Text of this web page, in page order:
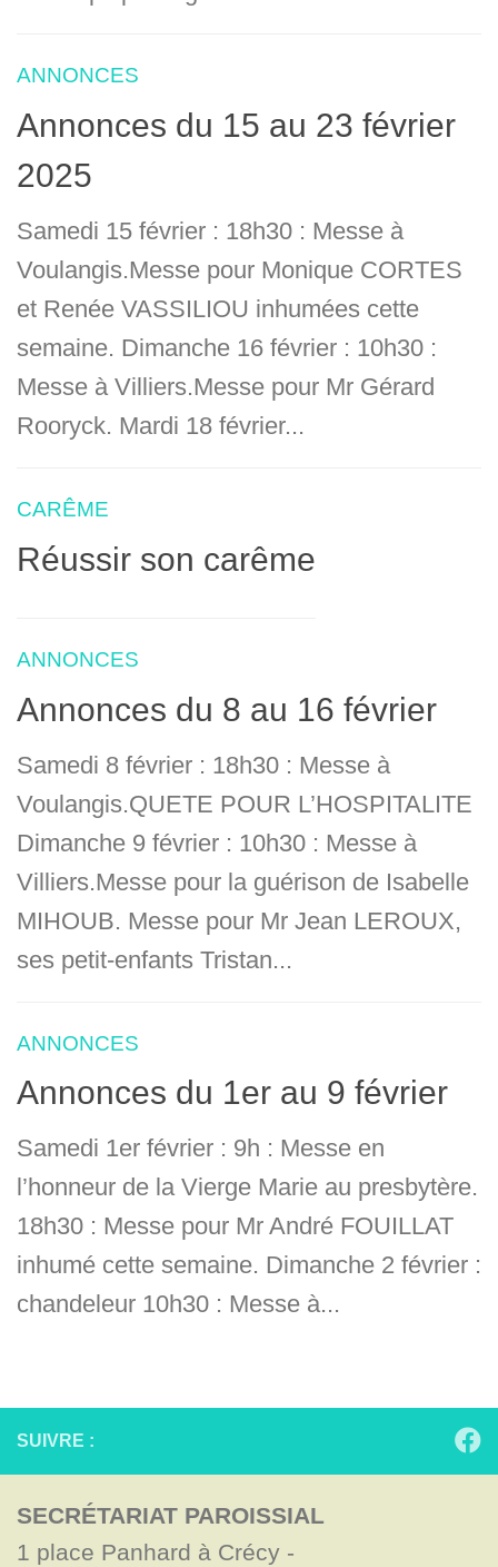
ANNONCES
Annonces du 15 au 23 février
2025
Samedi 15 février : 18h30 : Messe à
Voulangis.Messe pour Monique CORTES
et Renée VASSILIOU inhumées cette
semaine. Dimanche 16 février : 10h30 :
Messe à Villiers.Messe pour Mr Gérard
Rooryck. Mardi 18 février...
CARÊME
Réussir son carême
ANNONCES
Annonces du 8 au 16 février
Samedi 8 février : 18h30 : Messe à
Voulangis.QUETE POUR L’HOSPITALITE
Dimanche 9 février : 10h30 : Messe à
Villiers.Messe pour la guérison de Isabelle
MIHOUB. Messe pour Mr Jean LEROUX,
ses petit-enfants Tristan...
ANNONCES
Annonces du 1er au 9 février
Samedi 1er février : 9h : Messe en
l’honneur de la Vierge Marie au presbytère.
18h30 : Messe pour Mr André FOUILLAT
inhumé cette semaine. Dimanche 2 février :
chandeleur 10h30 : Messe à...
SUIVRE :
SECRÉTARIAT PAROISSIAL
1 place Panhard à Crécy -